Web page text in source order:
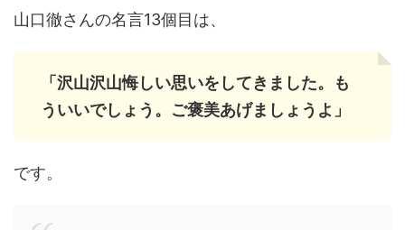
山口徹さんの名言13個目は、
「沢山沢山悔しい思いをしてきました。も
ういいでしょう。ご褒美あげましょうよ」
です。